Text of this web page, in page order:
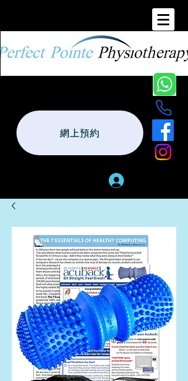
網上預約